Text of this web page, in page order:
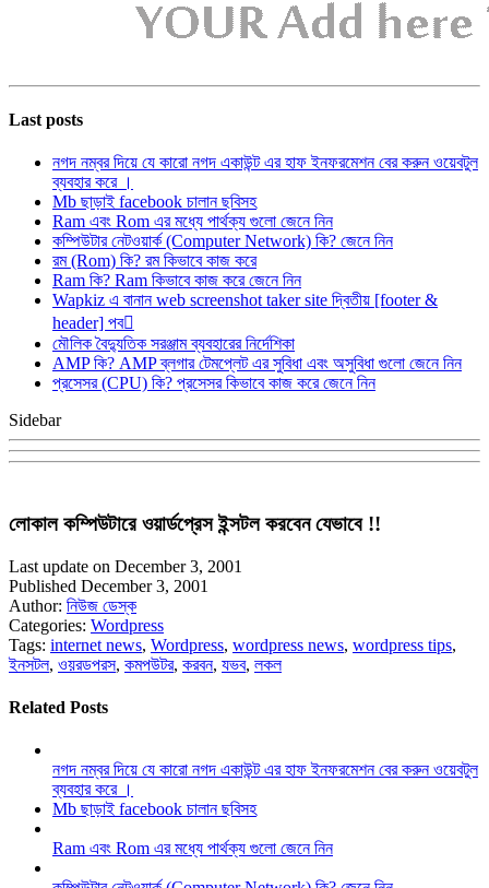
Last posts
নগদ নম্বর দিয়ে যে কারো নগদ একাউন্ট এর হাফ ইনফরমেশন বের করুন ওয়েবটুল
ব্যবহার করে ।
Mb ছাড়াই facebook চালান ছবিসহ
Ram এবং Rom এর মধ্যে পার্থক্য গুলো জেনে নিন
কম্পিউটার নেটওয়ার্ক (Computer Network) কি? জেনে নিন
রম (Rom) কি? রম কিভাবে কাজ করে
Ram কি? Ram কিভাবে কাজ করে জেনে নিন
Wapkiz এ বানান web screenshot taker site দ্বিতীয় [footer &
header] পব
মৌলিক বৈদ্যুতিক সরঞ্জাম ব্যবহারের নির্দেশিকা
AMP কি? AMP ব্লগার টেমপ্লেট এর সুবিধা এবং অসুবিধা গুলো জেনে নিন
প্রসেসর (CPU) কি? প্রসেসর কিভাবে কাজ করে জেনে নিন
Sidebar
লোকাল কম্পিউটারে ওয়ার্ডপ্রেস ইন্সটল করবেন যেভাবে !!
Last update on December 3, 2001
Published December 3, 2001
Author: নিউজ ডেস্ক
Categories: Wordpress
Tags: internet news, Wordpress, wordpress news, wordpress tips,
ইনসটল, ওয়রডপরস, কমপউটর, করবন, যভব, লকল
Related Posts
নগদ নম্বর দিয়ে যে কারো নগদ একাউন্ট এর হাফ ইনফরমেশন বের করুন ওয়েবটুল
ব্যবহার করে ।
Mb ছাড়াই facebook চালান ছবিসহ
Ram এবং Rom এর মধ্যে পার্থক্য গুলো জেনে নিন